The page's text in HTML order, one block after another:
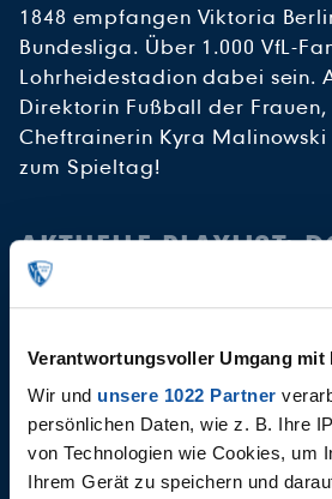
Verantwortungsvoller Umgang mit
Wir und unsere 1022 Partner
persönlichen Daten, wie z. B. Ihre
von Technologien wie Cookies, um
Ihrem Gerät zu speichern und
1848 empfangen Viktoria
Bundesliga. Über 1.000 VfL-
Lohrheidestadion dabei sein.
Direktorin Fußball der Frauen,
Cheftrainerin Kyra
zum Spieltag!
AKTUELLE PLAYLIST:
MIT UWE RÖSLER
MALINOWSKI